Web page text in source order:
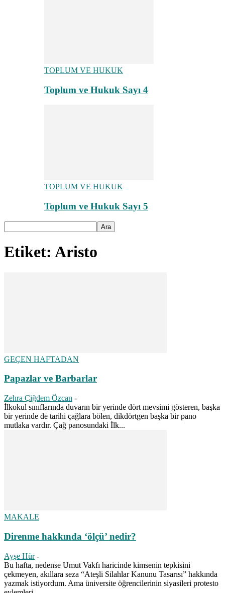
TOPLUM VE HUKUK
Toplum ve Hukuk Sayı 4
TOPLUM VE HUKUK
Toplum ve Hukuk Sayı 5
Etiket: Aristo
GEÇEN HAFTADAN
Papazlar ve Barbarlar
Zehra Çiğdem Özcan -
İlkokul sınıflarında duvarın bir yerinde dört mevsimi gösteren, başka
bir yerinde de tarihi çağlara bölen, dikdörtgen başka bir pano
mutlaka vardır. Çağ panosundaki İlk...
MAKALE
Direnme hakkında ‘ölçü’ nedir?
Ayşe Hür -
Bu hafta, nedense Umut Vakfı haricinde kimsenin tepkisini
çekmeyen, akıllara seza “Ateşli Silahlar Kanunu Tasarısı” hakkında
yazmak istiyordum. Ama üniversite öğrencilerinin siyasileri protesto